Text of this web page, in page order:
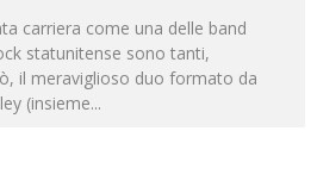
carriera come una delle band
statunitense sono tanti,
il meraviglioso duo formato da
(insieme...